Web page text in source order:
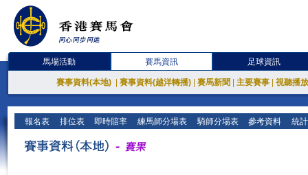
馬場活動 賽馬資訊 足球資訊
賽事資料(本地) 賽事資料(越洋轉播) 賽馬新聞 主要賽事 視聽播
報名表 排位表 即時賠率 練馬師分場表 騎師分場表 參考資料 統